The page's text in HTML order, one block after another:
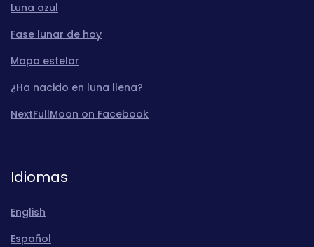
Luna azul
Fase lunar de hoy
Mapa estelar
¿Ha nacido en luna llena?
NextFullMoon on Facebook
Idiomas
English
Español